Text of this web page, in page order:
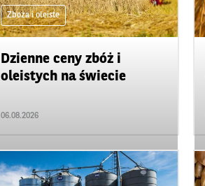
Zboża i oleiste
Dzienne ceny zbóż i
oleistych na świecie
06.08.2026